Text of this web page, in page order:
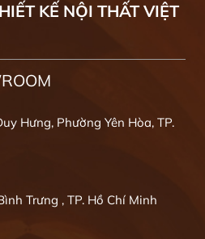
KẾ NỘI THẤT VIỆT
Hưng, Phường Yên Hòa, TP.
Trưng , TP. Hồ Chí Minh